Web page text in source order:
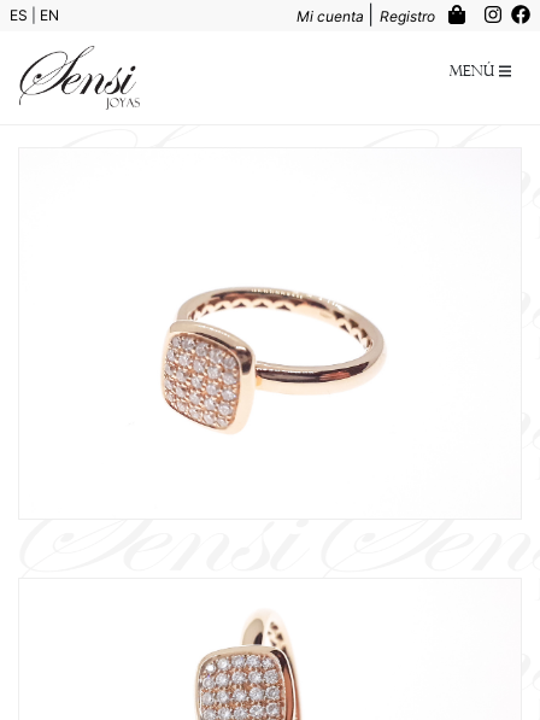
ES EN Mi cuenta Registro
Menú